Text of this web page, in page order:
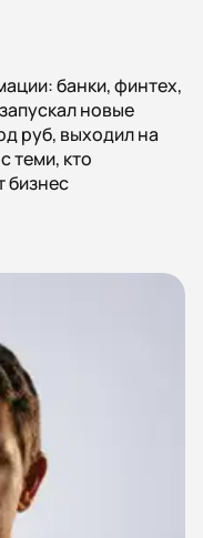
банки, финтех,
новые
руб, выходил на
теми, кто
бизнес